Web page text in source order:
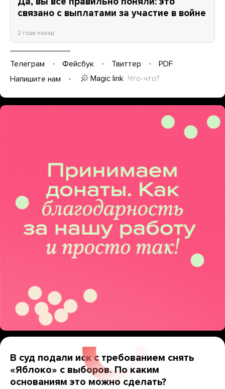
связано с выплатами за участие в войне
2 года назад
Телеграм Фейсбук Твиттер
PDF
Напишите нам
Magic link Что-что?
В суд подали иск с требованием снять
«Яблоко» с выборов. По каким
основаниям это можно сделать?